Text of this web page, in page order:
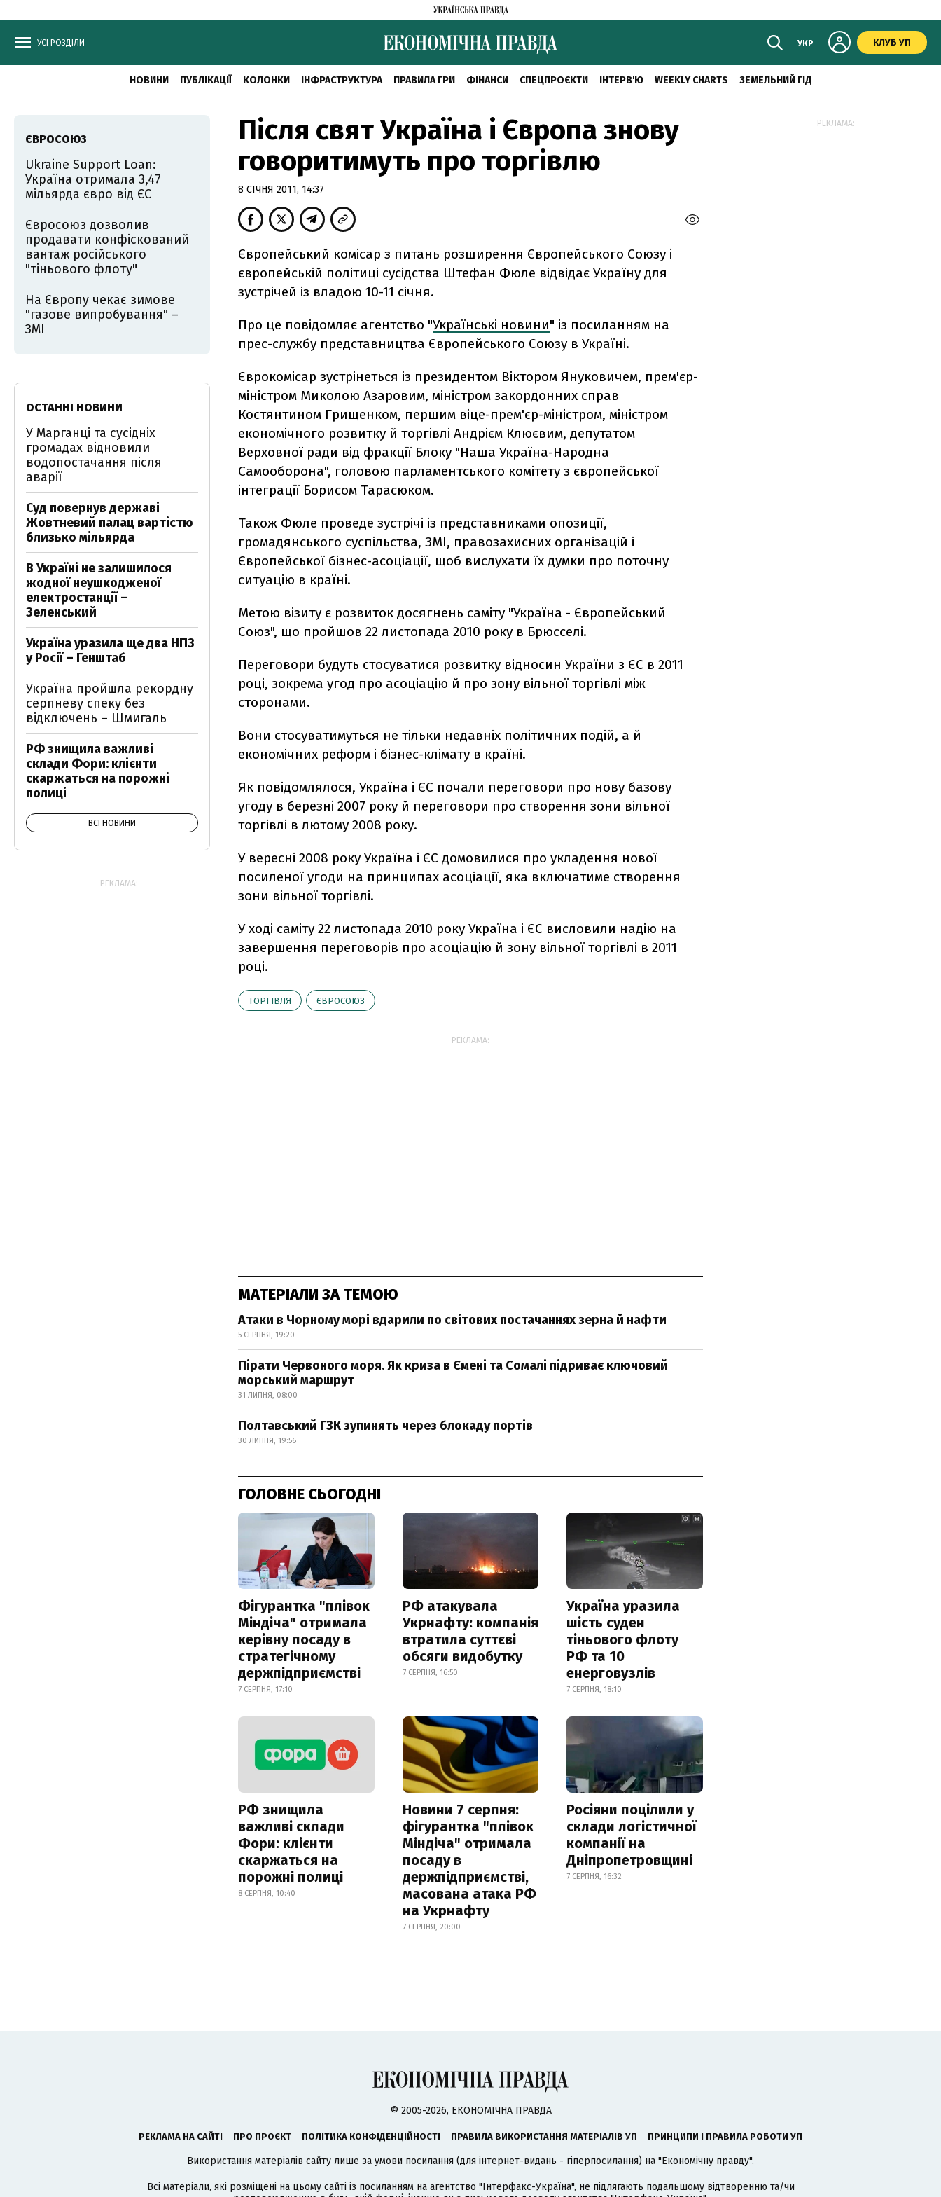
УСІ РОЗДІЛИ УКР КЛУБ УП
НОВИНИ ПУБЛІКАЦІЇ КОЛОНКИ ІНФРАСТРУКТУРА ПРАВИЛА ГРИ ФІНАНСИ СПЕЦПРОЄКТИ ІНТЕРВ'Ю WEEKLY CHARTS ЗЕМЕЛЬНИЙ ГІД
Після свят Україна і Європа знову
говоритимуть про торгівлю
8 СІЧНЯ 2011, 14:37
Європейський комісар з питань розширення Європейського Союзу і
європейській політиці сусідства Штефан Фюле відвідає Україну для
зустрічей із владою 10-11 січня.
Про це повідомляє агентство "Українські новини" із посиланням на
прес-службу представництва Європейського Союзу в Україні.
Єврокомісар зустрінеться із президентом Віктором Януковичем, прем'єр-
міністром Миколою Азаровим, міністром закордонних справ
Костянтином Грищенком, першим віце-прем'єр-міністром, міністром
економічного розвитку й торгівлі Андрієм Клюєвим, депутатом
Верховної ради від фракції Блоку "Наша Україна-Народна
Самооборона", головою парламентського комітету з європейської
інтеграції Борисом Тарасюком.
Також Фюле проведе зустрічі із представниками опозиції,
громадянського суспільства, ЗМІ, правозахисних організацій і
Європейської бізнес-асоціації, щоб вислухати їх думки про поточну
ситуацію в країні.
Метою візиту є розвиток досягнень саміту "Україна - Європейський
Союз", що пройшов 22 листопада 2010 року в Брюсселі.
Переговори будуть стосуватися розвитку відносин України з ЄС в 2011
році, зокрема угод про асоціацію й про зону вільної торгівлі між
сторонами.
Вони стосуватимуться не тільки недавніх політичних подій, а й
економічних реформ і бізнес-клімату в країні.
Як повідомлялося, Україна і ЄС почали переговори про нову базову
угоду в березні 2007 року й переговори про створення зони вільної
торгівлі в лютому 2008 року.
У вересні 2008 року Україна і ЄС домовилися про укладення нової
посиленої угоди на принципах асоціації, яка включатиме створення
зони вільної торгівлі.
У ході саміту 22 листопада 2010 року Україна і ЄС висловили надію на
завершення переговорів про асоціацію й зону вільної торгівлі в 2011
році.
ТОРГІВЛЯ ЄВРОСОЮЗ
РЕКЛАМА:
МАТЕРІАЛИ ЗА ТЕМОЮ
Атаки в Чорному морі вдарили по світових постачаннях зерна й нафти
5 СЕРПНЯ, 19:20
Пірати Червоного моря. Як криза в Ємені та Сомалі підриває ключовий
морський маршрут
31 ЛИПНЯ, 08:00
Полтавський ГЗК зупинять через блокаду портів
30 ЛИПНЯ, 19:56
ГОЛОВНЕ СЬОГОДНІ
Фігурантка "плівок
Міндіча" отримала
керівну посаду в
стратегічному
держпідприємстві
7 СЕРПНЯ, 17:10
РФ атакувала
Укрнафту: компанія
втратила суттєві
обсяги видобутку
7 СЕРПНЯ, 16:50
Україна уразила
шість суден
тіньового флоту
РФ та 10
енерговузлів
7 СЕРПНЯ, 18:10
РФ знищила
важливі склади
Фори: клієнти
скаржаться на
порожні полиці
8 СЕРПНЯ, 10:40
Новини 7 серпня:
фігурантка "плівок
Міндіча" отримала
посаду в
держпідприємстві,
масована атака РФ
на Укрнафту
7 СЕРПНЯ, 20:00
Росіяни поцілили у
склади логістичної
компанії на
Дніпропетровщині
7 СЕРПНЯ, 16:32
ЄВРОСОЮЗ
Ukraine Support Loan:
Україна отримала 3,47
мільярда євро від ЄС
Євросоюз дозволив
продавати конфіскований
вантаж російського
"тіньового флоту"
На Європу чекає зимове
"газове випробування" –
ЗМІ
ОСТАННІ НОВИНИ
У Марганці та сусідніх
громадах відновили
водопостачання після
аварії
Суд повернув державі
Жовтневий палац вартістю
близько мільярда
В Україні не залишилося
жодної неушкодженої
електростанції –
Зеленський
Україна уразила ще два НПЗ
у Росії – Генштаб
Україна пройшла рекордну
серпневу спеку без
відключень – Шмигаль
РФ знищила важливі
склади Фори: клієнти
скаржаться на порожні
полиці
ВСІ НОВИНИ
РЕКЛАМА:
РЕКЛАМА:
© 2005-2026, ЕКОНОМІЧНА ПРАВДА
РЕКЛАМА НА САЙТІ ПРО ПРОЄКТ ПОЛІТИКА КОНФІДЕНЦІЙНОСТІ ПРАВИЛА ВИКОРИСТАННЯ МАТЕРІАЛІВ УП ПРИНЦИПИ І ПРАВИЛА РОБОТИ УП
Використання матеріалів сайту лише за умови посилання (для інтернет-видань - гіперпосилання) на "Економічну правду".
Всі матеріали, які розміщені на цьому сайті із посиланням на агентство "Інтерфакс-Україна", не підлягають подальшому відтворенню та/чи